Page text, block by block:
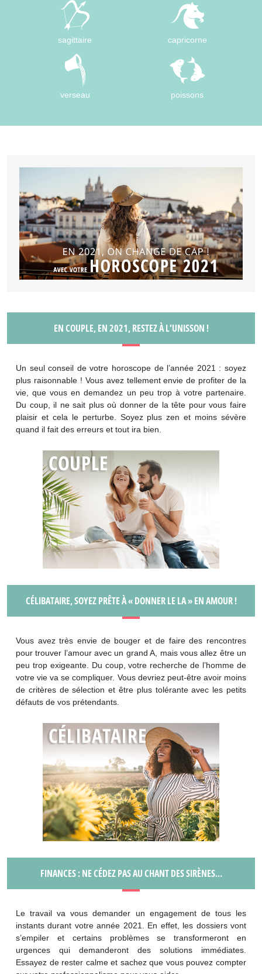
sagittaire capricorne
verseau poissons
EN COUPLE, EN 2021, RESTEZ À L’UNISSON !
Un seul conseil de votre horoscope de l’année 2021 : soyez
plus raisonnable ! Vous avez tellement envie de profiter de la
vie, que vous en demandez un peu trop à votre partenaire.
Du coup, il ne sait plus où donner de la tête pour vous faire
plaisir et cela le perturbe. Soyez plus zen et moins sévère
quand il fait des erreurs et tout ira bien.
CÉLIBATAIRE, SOYEZ PRÊTE À « DONNER LE LA » EN AMOUR !
Vous avez très envie de bouger et de faire des rencontres
pour trouver l’amour avec un grand A, mais vous allez être un
peu trop exigeante. Du coup, votre recherche de l’homme de
votre vie va se compliquer. Vous devriez peut-être avoir moins
de critères de sélection et être plus tolérante avec les petits
défauts de vos prétendants.
FINANCES : NE CÉDEZ PAS AU CHANT DES SIRÈNES…
Le travail va vous demander un engagement de tous les
instants durant votre année 2021. En effet, les dossiers vont
s’empiler et certains problèmes se transformeront en
urgences qui demanderont des solutions immédiates.
Essayez de rester calme et sachez que vous pouvez compter